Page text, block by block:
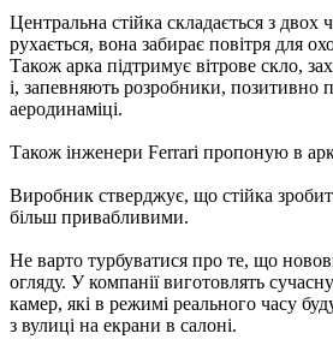
Центральна стійка складається з двох
рухається, вона забирає повітря для
Також арка підтримує вітрове скло,
і, запевняють розробники, позитивно
аеродинаміці.
Також інженери Ferrari пропоную в
Виробник стверджує, що стійка
більш привабливими.
Не варто турбуватися про те, що
огляду. У компанії виготовлять
камер, які в режимі реального часу
з вулиці на екрани в салоні.